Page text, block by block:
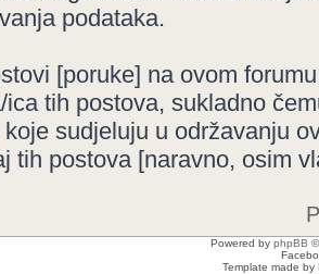
podataka.
[poruke] na ovom
ica tih postova, sukladno
koje sudjeluju u održavanju
tih postova [naravno, osim
Powered by phpBB
Template made by